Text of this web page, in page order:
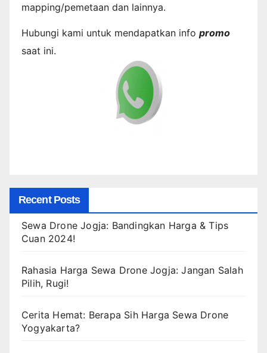
mapping/pemetaan dan lainnya.
Hubungi kami untuk mendapatkan info promo
saat ini.
Recent Posts
Sewa Drone Jogja: Bandingkan Harga & Tips
Cuan 2024!
Rahasia Harga Sewa Drone Jogja: Jangan Salah
Pilih, Rugi!
Cerita Hemat: Berapa Sih Harga Sewa Drone
Yogyakarta?